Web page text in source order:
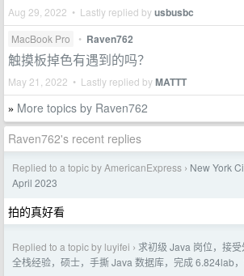
Aug 29, 2022 • Lastly replied byusbusbc
MacBook Pro • Raven762
触摸板掉色有遇到的吗？
May 21, 2022 • Lastly replied byMATTT
» More topics by Raven762
Raven762's recent replies
Replied to a topic by AmericanExpress › New York
April 2023
拍的真好看
Replied to a topic by luyifei › 求初级 Java 岗位，接
全栈经验，硕士，手撕 Java 数据库，完成 6.824lab